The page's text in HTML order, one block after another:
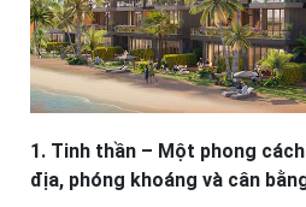
1. Tinh thần – Một phong
địa, phóng khoáng và cân